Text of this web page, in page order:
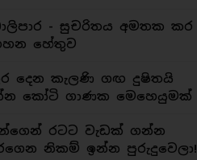
- සුචරිතය අමතක කර
හේතුව
දෙන කැලණි ගඟ දුෂිතයි
කෝටි ගාණක මෙහෙයුමක්
රටට වැඩක් ගන්න
නිකම් ඉන්න පුරුදුවෙලා!